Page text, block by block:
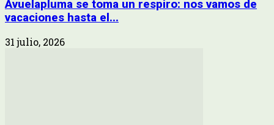
Avuelapluma se toma un respiro: nos vamos de
vacaciones hasta el...
31 julio, 2026